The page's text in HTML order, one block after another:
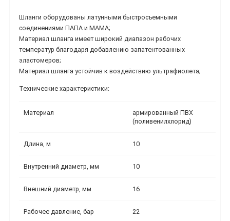
Шланги оборудованы латунными быстросъемными
соединениями ПАПА и МАМА;
Материал шланга имеет широкий диапазон рабочих
температур благодаря добавлению запатентованных
эластомеров;
Материал шланга устойчив к воздействию ультрафиолета;
Технические характеристики:
Материал
армированный ПВХ
(поливенилхлорид)
Длина, м 10
Внутренний диаметр, мм 10
Внешний диаметр, мм 16
Рабочее давление, бар 22